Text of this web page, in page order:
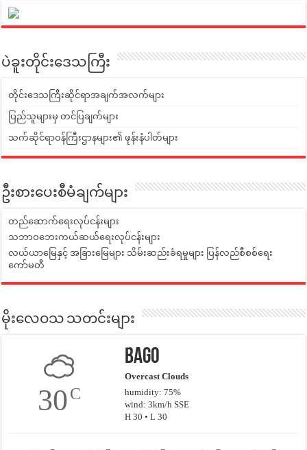
ပဲခူးတိုင်းဒေသကြီး
တိုင်းဒေသကြီးဆိုင်ရာအချက်အလက်များ
ပြည်သူများမှ တင်ပြချက်များ
သက်ဆိုင်ရာဝန်ကြီးဌာနများ၏ ဖုန်းနံပါတ်များ
ဦးစားပေးစီမံချက်များ
တည်ဆောက်ရေးလုပ်ငန်းများ
သဘာဝဘေးကယ်ဆယ်ရေးလုပ်ငန်းများ
လယ်ယာမြေနှင့် အခြားမြေများ သိမ်းဆည်းခံရမှုများ ပြန်လည်စီစစ်ရေး
ကော်မတီ
မိုးလေဝသ သတင်းများ
30C
Bago
Overcast Clouds
humidity: 75%
wind: 3km/h SSE
H 30 • L 30